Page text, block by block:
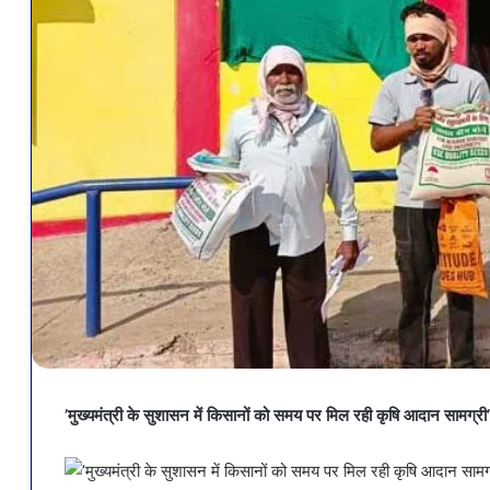
’मुख्यमंत्री के सुशासन में किसानों को समय पर मिल रही कृषि आदान सामग्री’